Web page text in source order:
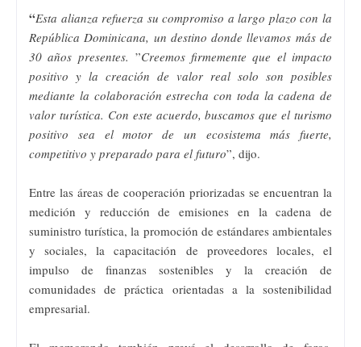
“Esta alianza refuerza su compromiso a largo plazo con la
República Dominicana, un destino donde llevamos más de
30 años presentes. ”Creemos firmemente que el impacto
positivo y la creación de valor real solo son posibles
mediante la colaboración estrecha con toda la cadena de
valor turística. Con este acuerdo, buscamos que el turismo
positivo sea el motor de un ecosistema más fuerte,
competitivo y preparado para el futuro”, dijo.
Entre las áreas de cooperación priorizadas se encuentran la
medición y reducción de emisiones en la cadena de
suministro turística, la promoción de estándares ambientales
y sociales, la capacitación de proveedores locales, el
impulso de finanzas sostenibles y la creación de
comunidades de práctica orientadas a la sostenibilidad
empresarial.